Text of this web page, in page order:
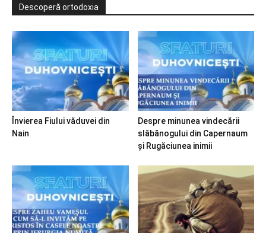
Descoperă ortodoxia
Învierea Fiului văduvei din
Nain
Despre minunea vindecării
slăbănogului din Capernaum
și Rugăciunea inimii